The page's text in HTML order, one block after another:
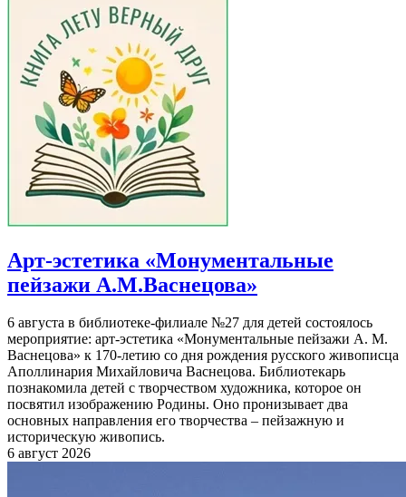
Арт-эстетика «Монументальные
пейзажи А.М.Васнецова»
6 августа в библиотеке-филиале №27 для детей состоялось
мероприятие: арт-эстетика «Монументальные пейзажи А. М.
Васнецова» к 170-летию со дня рождения русского живописца
Аполлинария Михайловича Васнецова. Библиотекарь
познакомила детей с творчеством художника, которое он
посвятил изображению Родины. Оно пронизывает два
основных направления его творчества – пейзажную и
историческую живопись.
6 август 2026